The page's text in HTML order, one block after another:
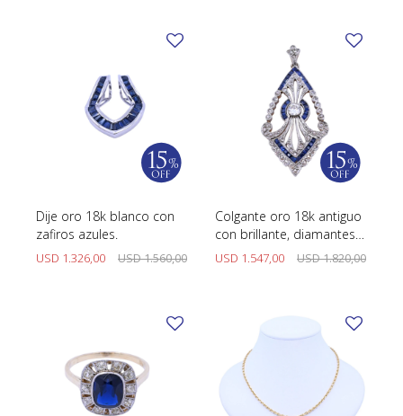
Dije oro 18k blanco con
zafiros azules.
USD 1.326,00 USD1.560,00
Colgante oro 18k antiguo
con brillante, diamantes y
zafiros sintéticos.
USD 1.547,00 USD1.820,00